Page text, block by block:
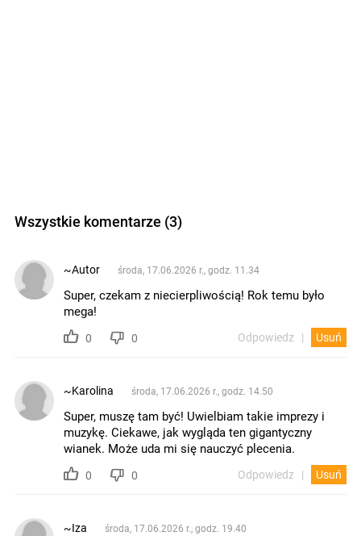
Wszystkie komentarze (3)
~Autor środa, 17.06.2026 r., godz. 11.34
Super, czekam z niecierpliwością! Rok temu było
mega!
0 0 Odpowiedz Usuń
~Karolina środa, 17.06.2026 r., godz. 14.50
Super, muszę tam być! Uwielbiam takie imprezy i
muzykę. Ciekawe, jak wygląda ten gigantyczny
wianek. Może uda mi się nauczyć plecenia.
0 0 Odpowiedz Usuń
~Iza środa, 17.06.2026 r., godz. 19.40